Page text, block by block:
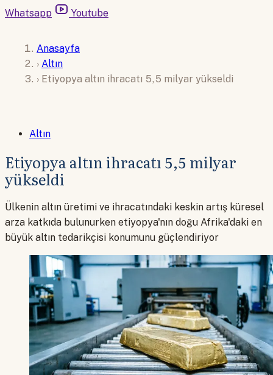
Whatsapp
Youtube
Anasayfa
› Altın
› Etiyopya altın ihracatı 5,5 milyar yükseldi
Altın
Etiyopya altın ihracatı 5,5 milyar
yükseldi
Ülkenin altın üretimi ve ihracatındaki keskin artış küresel
arza katkıda bulunurken etiyopya'nın doğu Afrika'daki en
büyük altın tedarikçisi konumunu güçlendiriyor